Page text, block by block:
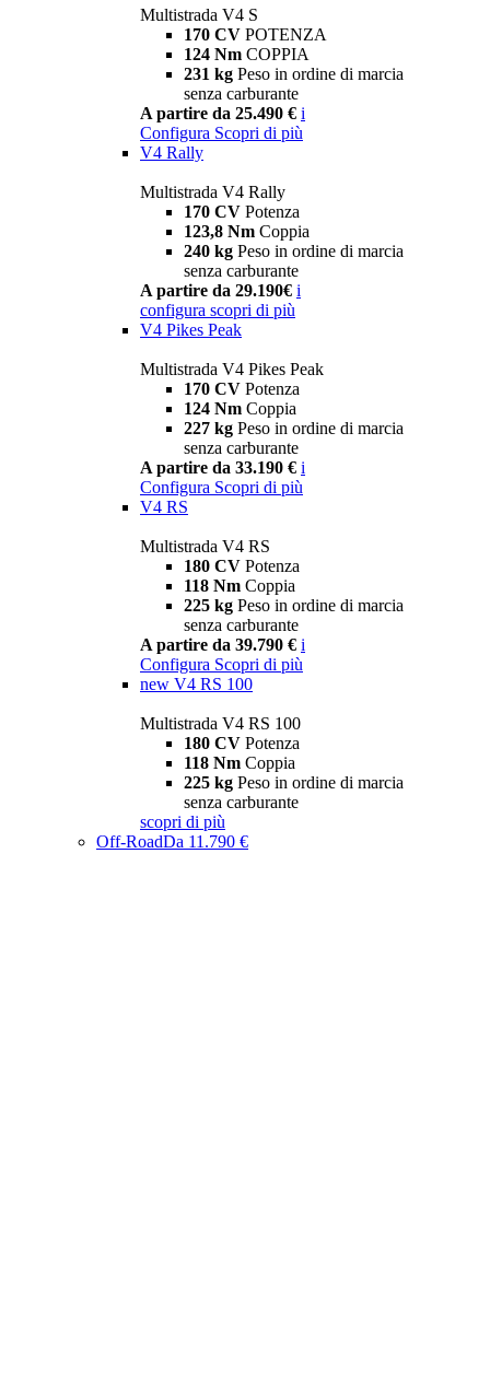
Multistrada V4 S
170 CV POTENZA
124 Nm COPPIA
231 kg Peso in ordine di marcia
senza carburante
A partire da 25.490 € i
Configura Scopri di più
V4 Rally
Multistrada V4 Rally
170 CV Potenza
123,8 Nm Coppia
240 kg Peso in ordine di marcia
senza carburante
A partire da 29.190€ i
configura scopri di più
V4 Pikes Peak
Multistrada V4 Pikes Peak
170 CV Potenza
124 Nm Coppia
227 kg Peso in ordine di marcia
senza carburante
A partire da 33.190 € i
Configura Scopri di più
V4 RS
Multistrada V4 RS
180 CV Potenza
118 Nm Coppia
225 kg Peso in ordine di marcia
senza carburante
A partire da 39.790 € i
Configura Scopri di più
new V4 RS 100
Multistrada V4 RS 100
180 CV Potenza
118 Nm Coppia
225 kg Peso in ordine di marcia
senza carburante
scopri di più
Off-RoadDa 11.790 €